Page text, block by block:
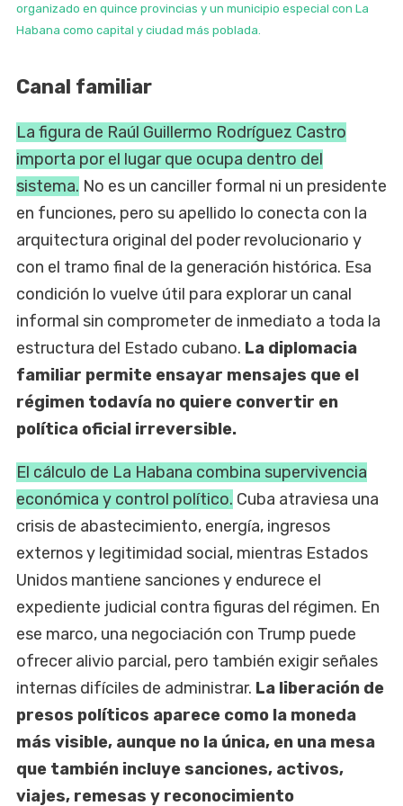
organizado en quince provincias y un municipio especial con La
Habana como capital y ciudad más poblada.
Canal familiar
La figura de Raúl Guillermo Rodríguez Castro
importa por el lugar que ocupa dentro del
sistema. No es un canciller formal ni un presidente
en funciones, pero su apellido lo conecta con la
arquitectura original del poder revolucionario y
con el tramo final de la generación histórica. Esa
condición lo vuelve útil para explorar un canal
informal sin comprometer de inmediato a toda la
estructura del Estado cubano. La diplomacia
familiar permite ensayar mensajes que el
régimen todavía no quiere convertir en
política oficial irreversible.
El cálculo de La Habana combina supervivencia
económica y control político. Cuba atraviesa una
crisis de abastecimiento, energía, ingresos
externos y legitimidad social, mientras Estados
Unidos mantiene sanciones y endurece el
expediente judicial contra figuras del régimen. En
ese marco, una negociación con Trump puede
ofrecer alivio parcial, pero también exigir señales
internas difíciles de administrar. La liberación de
presos políticos aparece como la moneda
más visible, aunque no la única, en una mesa
que también incluye sanciones, activos,
viajes, remesas y reconocimiento